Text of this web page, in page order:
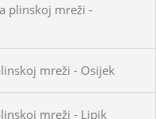
plinskoj mreži -
mreži - Osijek
mreži - Lipik